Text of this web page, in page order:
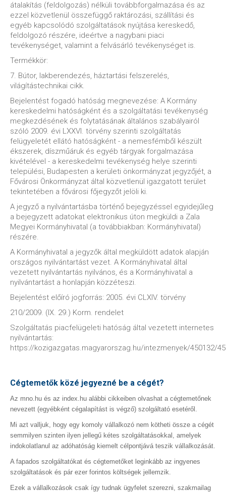
átalakítás (feldolgozás) nélküli továbbforgalmazása és az
ezzel közvetlenül összefüggő raktározási, szállítási és
egyéb kapcsolódó szolgáltatások nyújtása kereskedő,
feldolgozó részére, ideértve a nagybani piaci
tevékenységet, valamint a felvásárló tevékenységet is.
Termékkör:
7. Bútor, lakberendezés, háztartási felszerelés,
világítástechnikai cikk.
Bejelentést fogadó hatóság megnevezése: A Kormány
kereskedelmi hatóságként és a szolgáltatási tevékenység
megkezdésének és folytatásának általános szabályairól
szóló 2009. évi LXXVI. törvény szerinti szolgáltatás
felügyeletét ellátó hatóságként - a nemesfémből készült
ékszerek, díszműáruk és egyéb tárgyak forgalmazása
kivételével - a kereskedelmi tevékenység helye szerinti
települési, Budapesten a kerületi önkormányzat jegyzőjét, a
Fővárosi Önkormányzat által közvetlenül igazgatott terület
tekintetében a fővárosi főjegyzőt jelöli ki.
A jegyző a nyilvántartásba történő bejegyzéssel egyidejűleg
a bejegyzett adatokat elektronikus úton megküldi a Zala
Megyei Kormányhivatal (a továbbiakban: Kormányhivatal)
részére.
A Kormányhivatal a jegyzők által megküldött adatok alapján
országos nyilvántartást vezet. A Kormányhivatal által
vezetett nyilvántartás nyilvános, és a Kormányhivatal a
nyilvántartást a honlapján közzéteszi.
Bejelentést előíró jogforrás: 2005. évi CLXIV. törvény
210/2009. (IX. 29.) Korm. rendelet
Szolgáltatás piacfelügeleti hatóság által vezetett internetes
nyilvántartás:
https://kozigazgatas.magyarorszag.hu/intezmenyek/450132/
Cégtemetők közé jegyezné be a cégét?
Az mno.hu és az index.hu alábbi cikkeiben olvashat a cégtemetőnek
nevezett (egyébként cégalapítást is végző) szolgáltató esetéről.
Mi azt valljuk, hogy egy komoly vállalkozó nem kötheti össze a cégét
semmilyen szinten ilyen jellegű kétes szolgáltatásokkal, amelyek
indokolatlanul az adóhatóság kiemelt célpontjává teszik vállalkozását.
A fapados szolgáltatókat és cégtemetőket leginkább az ingyenes
szolgáltatások és pár ezer forintos költségek jellemzik.
Ezek a vállalkozások csak így tudnak ügyfelet szerezni, szakmailag